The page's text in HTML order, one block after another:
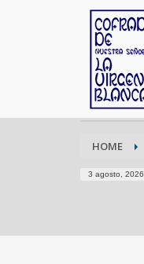
HOME
3 agosto, 2026